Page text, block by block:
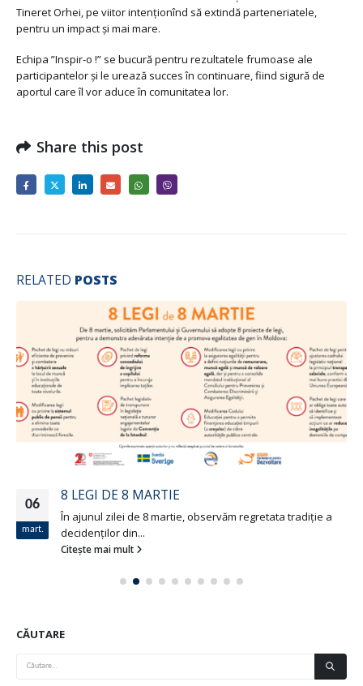
Tineret Orhei, pe viitor intenționînd să extindă parteneriatele,
pentru un impact și mai mare.
Echipa ”Inspir-o !” se bucură pentru rezultatele frumoase ale
participantelor și le urează succes în continuare, fiind sigură de
aportul care îl vor aduce în comunitatea lor.
Share this post
RELATED POSTS
06
mart.
8 LEGI DE 8 MARTIE
În ajunul zilei de 8 martie, observăm regretata tradiție a
decidenților din...
Citește mai mult
CĂUTARE